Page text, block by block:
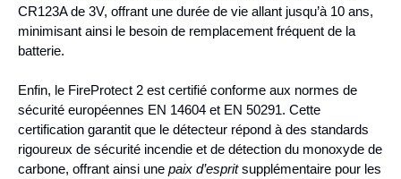
CR123A de 3V, offrant une durée de vie allant jusqu’à 10 ans,
minimisant ainsi le besoin de remplacement fréquent de la
batterie.
Enfin, le FireProtect 2 est certifié conforme aux normes de
sécurité européennes EN 14604 et EN 50291. Cette
certification garantit que le détecteur répond à des standards
rigoureux de sécurité incendie et de détection du monoxyde de
carbone, offrant ainsi une paix d’espritsupplémentaire pour les